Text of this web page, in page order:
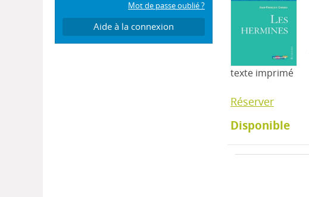
Mot de passe oublié ?
Aide à la connexion
texte imprimé
Réserver
Disponible